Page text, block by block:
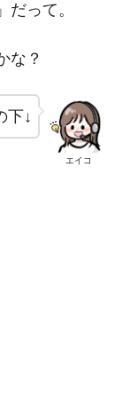
だって。
な？
エイコ
下↓